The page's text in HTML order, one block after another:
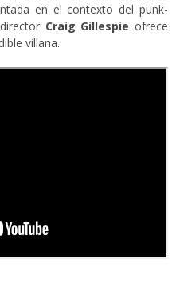
en el contexto del punk-
Craig Gillespie ofrece
villana.